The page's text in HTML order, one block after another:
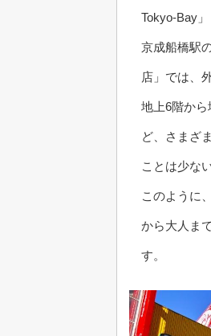
Tokyo-Bay
京成船橋駅
店」では、
地上6階か
ど、さまざ
ことは少な
このように
から大人ま
す。